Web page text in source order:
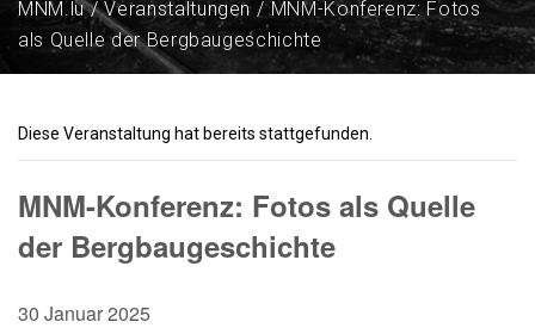
MNM.lu Veranstaltungen
MNM-Konferenz: Fotos
als Quelle der Bergbaugeschichte
Diese Veranstaltung hat bereits stattgefunden.
MNM-Konferenz: Fotos als Quelle
der Bergbaugeschichte
30 Januar 2025